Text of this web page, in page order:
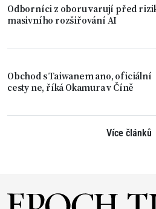
Odborníci z oboru varují před
masivního rozšiřování AI
Obchod s Taiwanem ano, oficiální
cesty ne, říká Okamura v Číně
Více článků